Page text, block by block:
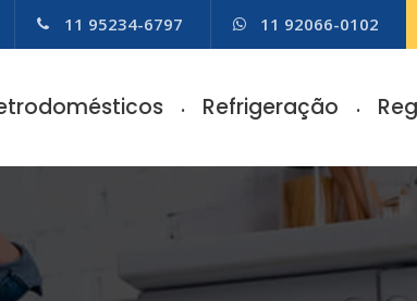
11 95234-6797 11 92066-0102
Refrigeração